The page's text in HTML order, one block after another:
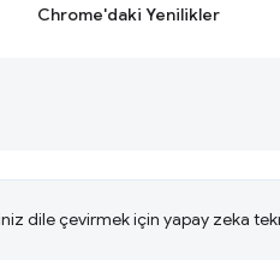
Chrome'daki Yenilikler
dile çevirmek için yapay zeka